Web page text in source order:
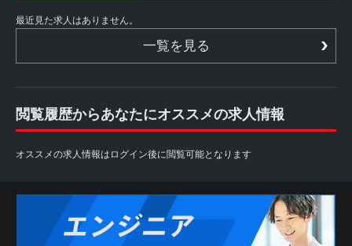
最近見た求人はありません。
一覧を見る
閲覧履歴からあなたにオススメの求人情報
オススメの求人情報はログイン後に閲覧可能となります